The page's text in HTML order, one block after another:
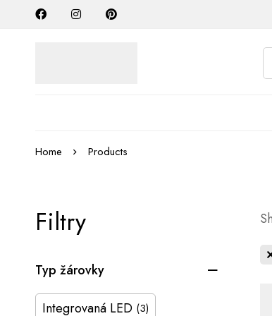
Home Products
Filtry
Typ žárovky
Integrovaná LED (3)